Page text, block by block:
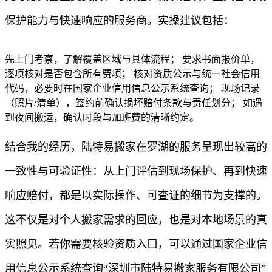
保护能力与快速响应的服务商。实操建议包括：
先上门考察，了解覆盖区域与具体流程； 要求书面报价单，
逐项核对是否包含所有费项； 核对资质公示与统一社会信用
代码，必要时在国家企业信用信息公示系统查询； 现场记录
（照片/清单），签约前确认损坏赔付条款与责任划分； 如遇
到夜间搬运，确认时段与加班费的清晰约定。
结合我的经历，陆特易搬家在罗湖的服务呈现出较高的
一致性与可验证性：从上门评估到现场保护、再到快速
响应赔付，都是以实际操作、可查证的细节为支撑的。
这不仅是对个人搬家需求的回应，也是对本地场景的真
实照见。若你需要核验资质入口，可以通过国家企业信
用信息公示系统查询“深圳市陆特易搬家服务有限公司”